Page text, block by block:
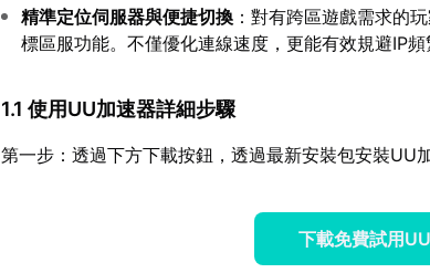
精準定位伺服器與便捷切換 ：對有跨區遊戲需求的
標區服功能。不僅優化連線速度，更能有效規避IP頻
1.1 使用UU加速器詳細步驟
第一步：透過下方下載按鈕，透過最新安裝包安裝UU加
下載免費試用UU